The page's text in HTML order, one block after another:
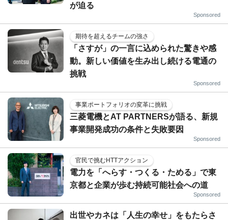
が迫る
Sponsored
期待を超えるチームの強さ
「さすが」の一言に込められた驚きや感
動。新しい価値を生み出し続ける電通の
挑戦
Sponsored
事業ポートフォリオの変革に挑戦
三菱電機とAT PARTNERSが語る、新規
事業開発成功の条件と失敗要因
Sponsored
官民で挑むHTTアクション
電力を「へらす・つくる・ためる」で東
京都と企業が歩む持続可能社会への道
Sponsored
出世やカネは「人生の幸せ」をもたらさ